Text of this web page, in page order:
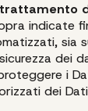
indicate
sia
dei
i
dei